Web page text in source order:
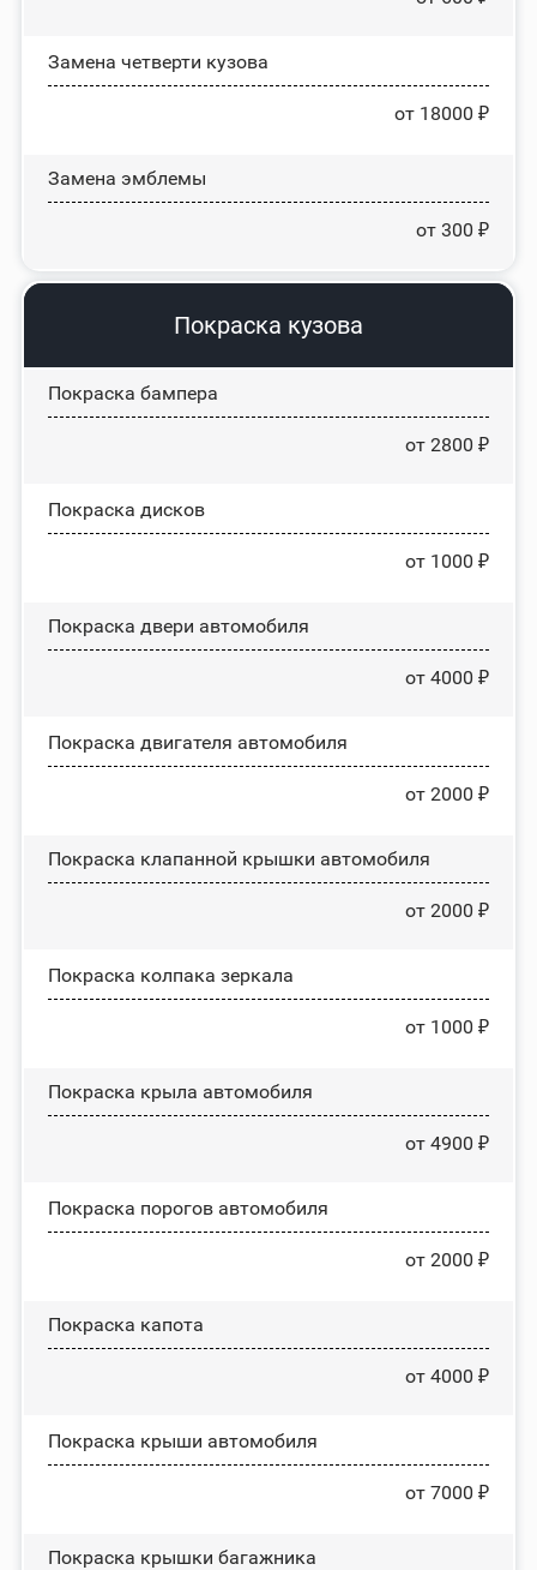
Замена четверти кузова
от 18000 ₽
Замена эмблемы
от 300 ₽
Покраска кузова
Покраска бампера
от 2800 ₽
Покраска дисков
от 1000 ₽
Покраска двери автомобиля
от 4000 ₽
Покраска двигателя автомобиля
от 2000 ₽
Покраска клапанной крышки автомобиля
от 2000 ₽
Покраска колпака зеркала
от 1000 ₽
Покраска крыла автомобиля
от 4900 ₽
Покраска порогов автомобиля
от 2000 ₽
Покраска капота
от 4000 ₽
Покраска крыши автомобиля
от 7000 ₽
Покраска крышки багажника